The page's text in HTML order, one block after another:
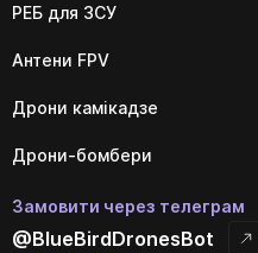
РЕБ для ЗСУ
Антени FPV
Дрони камікадзе
Дрони-бомбери
Замовити через телеграм
@BlueBirdDronesBot